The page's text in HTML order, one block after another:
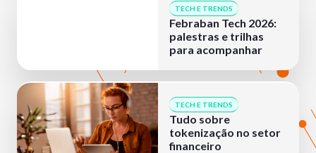
TECH E TRENDS
Febraban Tech 2026:
palestras e trilhas
para acompanhar
TECH E TRENDS
Tudo sobre
tokenização no setor
financeiro